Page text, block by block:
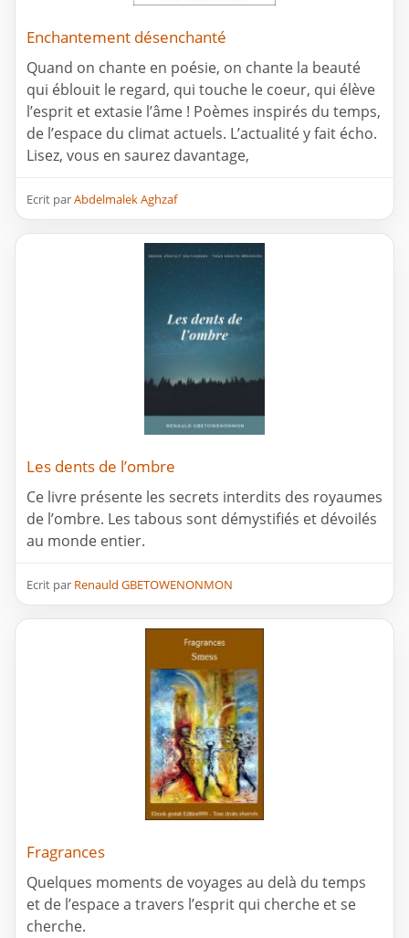
Enchantement désenchanté
Quand on chante en poésie, on chante la beauté
qui éblouit le regard, qui touche le coeur, qui élève
l’esprit et extasie l’âme ! Poèmes inspirés du temps,
de l’espace du climat actuels. L’actualité y fait écho.
Lisez, vous en saurez davantage,
Ecrit parAbdelmalek Aghzaf
Les dents de l’ombre
Ce livre présente les secrets interdits des royaumes
de l’ombre. Les tabous sont démystifiés et dévoilés
au monde entier.
Ecrit par Renauld GBETOWENONMON
Fragrances
Quelques moments de voyages au delà du temps
et de l’espace a travers l’esprit qui cherche et se
cherche.